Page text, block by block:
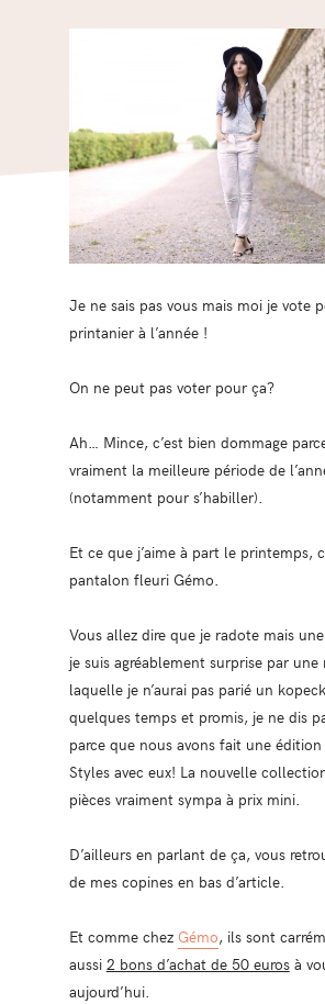
Je ne sais pas vous mais moi je vote
printanier à l’année !
On ne peut pas voter pour ça?
Ah… Mince, c’est bien dommage
vraiment la meilleure période de
(notamment pour s’habiller).
Et ce que j’aime à part le printemps,
pantalon fleuri Gémo.
Vous allez dire que je radote mais
je suis agréablement surprise par une
laquelle je n’aurai pas parié un
quelques temps et promis, je ne dis
parce que nous avons fait une
Styles avec eux! La nouvelle
pièces vraiment sympa à prix mini.
D’ailleurs en parlant de ça, vous
de mes copines en bas d’article.
Et comme chez Gémo, ils sont
aussi 2 bons d’achat de 50 eurosà
aujourd’hui.